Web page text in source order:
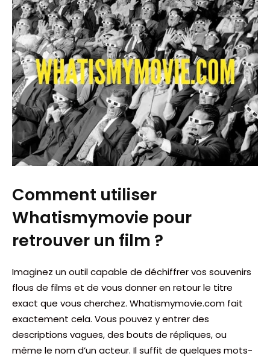
Comment utiliser
Whatismymovie pour
retrouver un film ?
Imaginez un outil capable de déchiffrer vos souvenirs
flous de films et de vous donner en retour le titre
exact que vous cherchez. Whatismymovie.com fait
exactement cela. Vous pouvez y entrer des
descriptions vagues, des bouts de répliques, ou
même le nom d’un acteur. Il suffit de quelques mots-